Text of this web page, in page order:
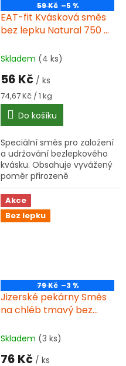
59 Kč –5 %
EAT-fit Kvásková směs
bez lepku Natural 750 g
Skladem (4 ks)
56 Kč / ks
Měrná
cena:
74,67 Kč / 1 kg
Do košíku
Speciální směs pro založení
a udržování bezlepkového
kvásku. Obsahuje vyvážený
poměr přirozeně
bezlepkových mouk -
rýžové, kukuřičné,
pohankové a čirokové.
Ideální pro přípravu...
Akce
Bez lepku
79 Kč –3 %
Jizerské pekárny Směs
na chléb tmavý bez
Skladem (3 ks)
76 Kč / ks